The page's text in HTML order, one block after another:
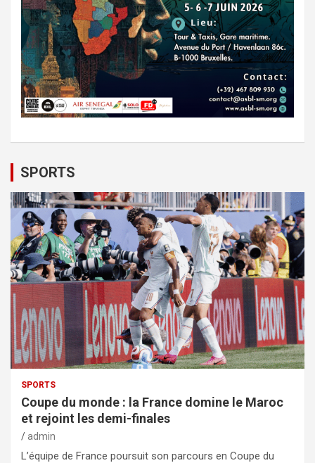
SPORTS
SPORTS
Coupe du monde : la France domine le Maroc
et rejoint les demi-finales
admin
L’équipe de France poursuit son parcours en Coupe du